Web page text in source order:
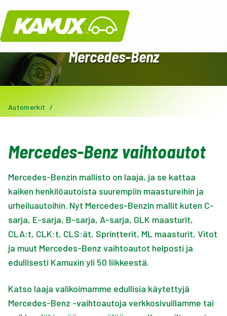
Kamux
Mercedes-Benz
Automerkit /
Mercedes-Benz vaihtoautot
Mercedes-Benzin mallisto on laaja, ja se kattaa
kaiken henkilöautoista suurempiin maastureihin ja
urheiluautoihin. Nyt Mercedes-Benzin mallit kuten C-
sarja, E-sarja, B-sarja, A-sarja, GLK maasturit,
CLA:t, CLK:t, CLS:ät, Sprintterit, ML maasturit, Vitot
ja muut Mercedes-Benz vaihtoautot helposti ja
edullisesti Kamuxin yli 50 liikkeestä.
Katso laaja valikoimamme edullisia käytettyjä
Mercedes-Benz -vaihtoautoja verkkosivuillamme tai